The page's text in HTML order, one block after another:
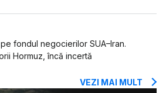
fondul negocierilor SUA–Iran.
Hormuz, încă incertă
VEZI MAI MULT